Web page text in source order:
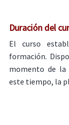
Duración del
El curso
formación.
momento de la
este tiempo, la